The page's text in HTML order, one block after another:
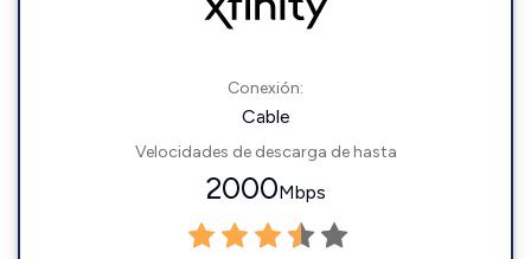
Conexión:
Cable
Velocidades de descarga de hasta
2000Mbps